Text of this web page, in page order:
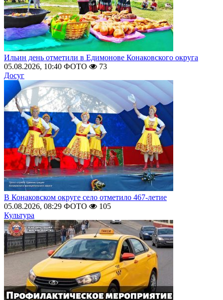
Ильин день отметили в Едимонове Конаковского округа
05.08.2026, 10:40 ФОТО
73
Досуг
В Конаковском округе село отметило 467-летие
05.08.2026, 08:29 ФОТО
105
Культура